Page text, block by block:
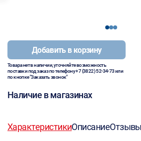
123
Добавить в корзину
Товара нет в наличии, уточняйте возможность
поставки под заказ по телефону+7 (3822) 52-34-73или
по кнопке "Заказать звонок"
Наличие в магазинах
ХарактеристикиОписаниеОтзывы